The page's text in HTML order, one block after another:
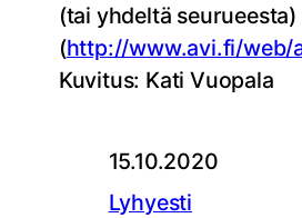
(tai yhdeltä
(http://www.avi.fi/web/
Kuvitus: Kati Vuopala
15.10.2020
Lyhyesti